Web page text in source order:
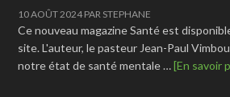
10 AOÛT 2024PAR STEPHANE
Ce nouveau magazine Santé est
site. L'auteur, le pasteur Jean-Paul
notre état de santé mentale …[En savoir